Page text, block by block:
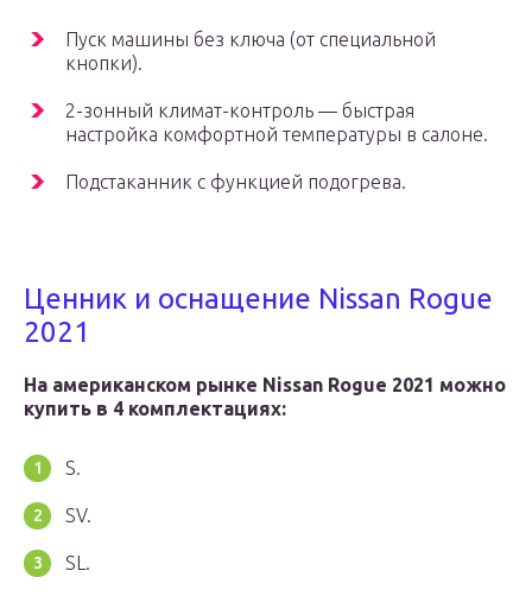
Пуск машины без ключа (от специальной
кнопки).
2-зонный климат-контроль — быстрая
настройка комфортной температуры в салоне.
Подстаканник с функцией подогрева.
Ценник и оснащение Nissan Rogue
2021
На американском рынке Nissan Rogue 2021 можно
купить в 4 комплектациях:
S.
SV.
SL.